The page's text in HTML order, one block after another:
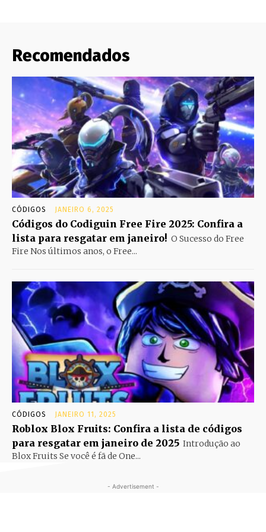
Recomendados
CÓDIGOS JANEIRO 6, 2025
Códigos do Codiguin Free Fire 2025: Confira a
lista para resgatar em janeiro! O Sucesso do Free
Fire Nos últimos anos, o Free...
CÓDIGOS JANEIRO 11, 2025
Roblox Blox Fruits: Confira a lista de códigos
para resgatar em janeiro de 2025 Introdução ao
Blox Fruits Se você é fã de One...
- Advertisement -